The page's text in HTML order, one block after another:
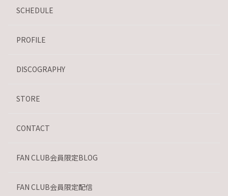
SCHEDULE
PROFILE
DISCOGRAPHY
STORE
CONTACT
FAN CLUB会員限定BLOG
FAN CLUB会員限定配信